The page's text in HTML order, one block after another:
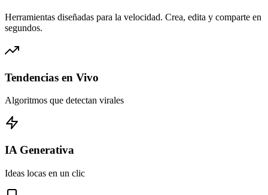
Herramientas diseñadas para la velocidad. Crea, edita y comparte en
segundos.
Tendencias en Vivo
Algoritmos que detectan virales
IA Generativa
Ideas locas en un clic